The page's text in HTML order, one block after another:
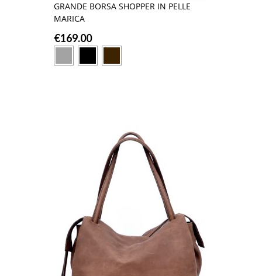
GRANDE BORSA SHOPPER IN PELLE
MARICA
€169.00